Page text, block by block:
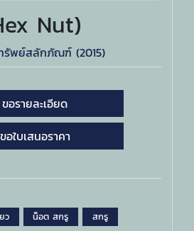
Nut)
รัพย์สลักภัณฑ์ (2015)
ขอรายละเอียด
ขอใบเสนอราคา
ว น็อต สกรู สกรู